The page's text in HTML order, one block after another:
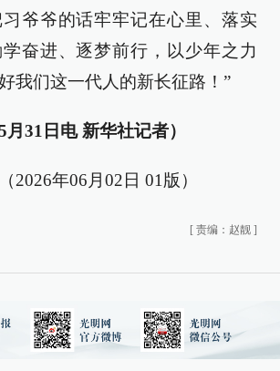
爷爷的话牢牢记在心里、落实
奋进、逐梦前行，以少年之力
我们这一代人的新长征路！”
月31日电 新华社记者）
2026年06月02日 01版）
[ 责编：赵靓 ]